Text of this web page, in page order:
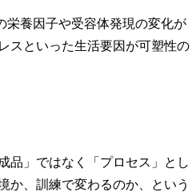
栄養因子や受容体発現の変化が
スといった生活要因が可塑性の
品」ではなく「プロセス」とし
か、訓練で変わるのか、という